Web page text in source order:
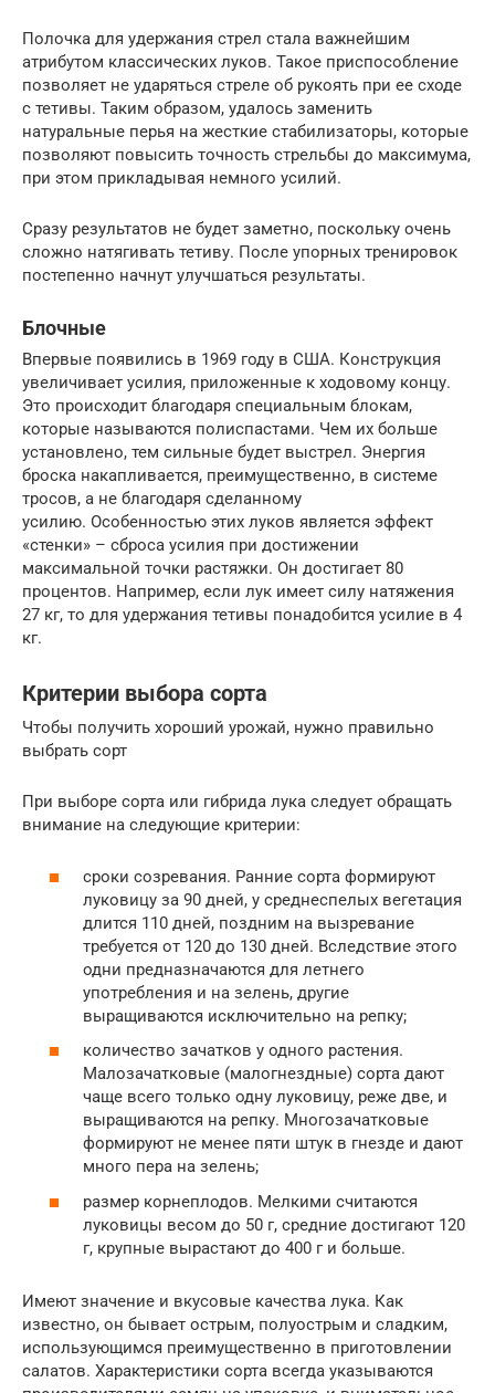
Полочка для удержания стрел стала важнейшим
атрибутом классических луков. Такое приспособление
позволяет не ударяться стреле об рукоять при ее сходе
с тетивы. Таким образом, удалось заменить
натуральные перья на жесткие стабилизаторы, которые
позволяют повысить точность стрельбы до максимума,
при этом прикладывая немного усилий.
Сразу результатов не будет заметно, поскольку очень
сложно натягивать тетиву. После упорных тренировок
постепенно начнут улучшаться результаты.
Блочные
Впервые появились в 1969 году в США. Конструкция
увеличивает усилия, приложенные к ходовому концу.
Это происходит благодаря специальным блокам,
которые называются полиспастами. Чем их больше
установлено, тем сильные будет выстрел. Энергия
броска накапливается, преимущественно, в системе
тросов, а не благодаря сделанному
усилию. Особенностью этих луков является эффект
«стенки» – сброса усилия при достижении
максимальной точки растяжки. Он достигает 80
процентов. Например, если лук имеет силу натяжения
27 кг, то для удержания тетивы понадобится усилие в 4
кг.
Критерии выбора сорта
Чтобы получить хороший урожай, нужно правильно
выбрать сорт
При выборе сорта или гибрида лука следует обращать
внимание на следующие критерии:
сроки созревания. Ранние сорта формируют
луковицу за 90 дней, у среднеспелых вегетация
длится 110 дней, поздним на вызревание
требуется от 120 до 130 дней. Вследствие этого
одни предназначаются для летнего
употребления и на зелень, другие
выращиваются исключительно на репку;
количество зачатков у одного растения.
Малозачатковые (малогнездные) сорта дают
чаще всего только одну луковицу, реже две, и
выращиваются на репку. Многозачатковые
формируют не менее пяти штук в гнезде и дают
много пера на зелень;
размер корнеплодов. Мелкими считаются
луковицы весом до 50 г, средние достигают 120
г, крупные вырастают до 400 г и больше.
Имеют значение и вкусовые качества лука. Как
известно, он бывает острым, полуострым и сладким,
использующимся преимущественно в приготовлении
салатов. Характеристики сорта всегда указываются